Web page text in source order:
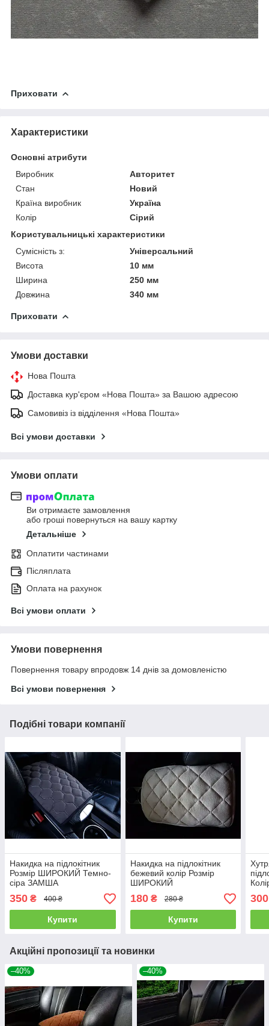
Приховати
Характеристики
Основні атрибути
Виробник
Авторитет
Стан
Новий
Країна виробник
Україна
Колір
Сірий
Користувальницькі характеристики
Сумісність з:
Універсальний
Висота
10 мм
Ширина
250 мм
Довжина
340 мм
Приховати
Умови доставки
Нова Пошта
Доставка кур'єром «Нова Пошта» за Вашою адресою
Самовивіз із відділення «Нова Пошта»
Всі умови доставки
Умови оплати
Ви отримаєте замовлення
або гроші повернуться на вашу картку
Детальніше
Оплатити частинами
Післяплата
Оплата на рахунок
Всі умови оплати
Умови повернення
Повернення товару впродовж 14 днів за домовленістю
Всі умови повернення
Подібні товари компанії
Накидка на підлокітник
Розмір ШИРОКИЙ Темно-
сіра ЗАМША
350 ₴ 400 ₴
Купити
Накидка на підлокітник
бежевий колір Розмір
ШИРОКИЙ
180₴ 280 ₴
Купити
300
Акційні пропозиції та новинки
–40% –40%